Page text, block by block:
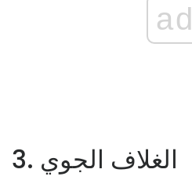
ad
3. الغلاف الجوي